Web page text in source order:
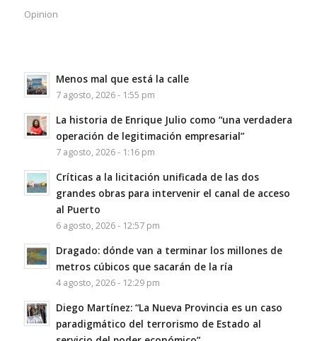
Opinion
Menos mal que está la calle
7 agosto, 2026 - 1:55 pm
La historia de Enrique Julio como “una verdadera
operación de legitimación empresarial”
7 agosto, 2026 - 1:16 pm
Críticas a la licitación unificada de las dos
grandes obras para intervenir el canal de acceso
al Puerto
6 agosto, 2026 - 12:57 pm
Dragado: dónde van a terminar los millones de
metros cúbicos que sacarán de la ría
4 agosto, 2026 - 12:29 pm
Diego Martínez: “La Nueva Provincia es un caso
paradigmático del terrorismo de Estado al